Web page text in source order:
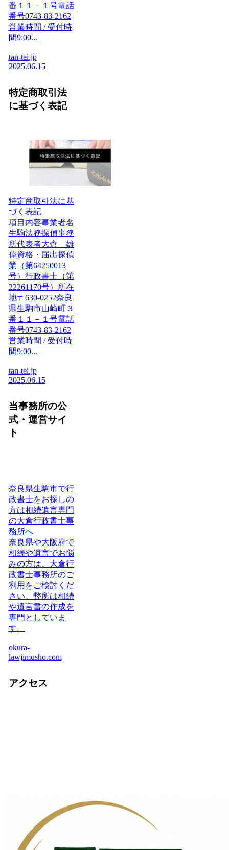
番１１－１号電話
番号0743-83-2162
営業時間 / 受付時
間9:00...
tan-tei.jp
2025.06.15
特定商取引法
に基づく表記
特定商取引法に基
づく表記
項目内容事業者名
生駒法務探偵事務
所代表者大倉 雄
偉資格・届出探偵
業（第64250013
号）行政書士（第
22261170号）所在
地〒630-0252奈良
県生駒市山崎町３
番１１－１号電話
番号0743-83-2162
営業時間 / 受付時
間9:00...
tan-tei.jp
2025.06.15
当事務所の公
式・運営サイ
ト
奈良県生駒市で行
政書士をお探しの
方は相続遺言専門
の大倉行政書士事
務所へ
奈良県や大阪府で
相続や遺言でお悩
みの方は、大倉行
政書士事務所のご
利用をご検討くだ
さい。弊所は相続
や遺言書の作成を
専門としていま
す。
okura-
lawjimusho.com
アクセス